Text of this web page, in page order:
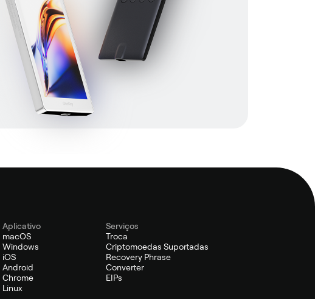
Aplicativo
macOS
Windows
iOS
Android
Chrome
Linux
Serviços
Troca
Criptomoedas Suportadas
Recovery Phrase
Converter
EIPs